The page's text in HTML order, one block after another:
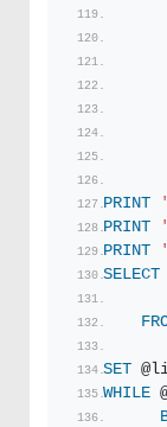
PRINT
PRINT
PRINT
SELECT
SET
WHILE